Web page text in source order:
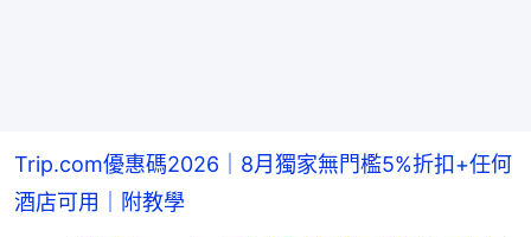
Trip.com優惠碼2026｜8月獨家無門檻5%折扣+任何
酒店可用｜附教學